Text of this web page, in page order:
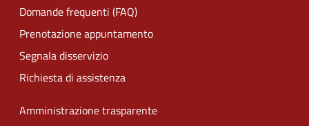
Domande frequenti (FAQ)
Prenotazione appuntamento
Segnala disservizio
Richiesta di assistenza
Amministrazione trasparente